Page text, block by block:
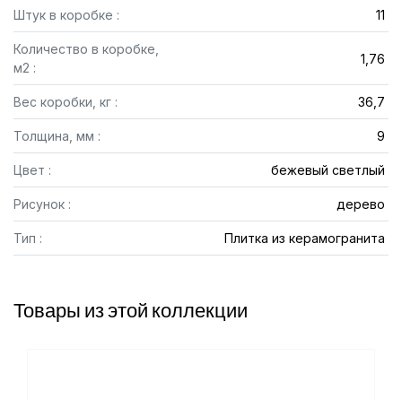
Штук в коробке : 11
Количество в коробке,
м2 :
1,76
Вес коробки, кг : 36,7
Толщина, мм : 9
Цвет : бежевый светлый
Рисунок : дерево
Тип : Плитка из керамогранита
Товары из этой коллекции